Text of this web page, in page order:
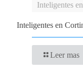
Inteligentes
Inteligentes en
Leer mas